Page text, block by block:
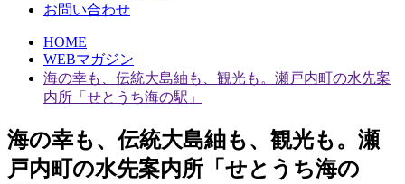
お問い合わせ
HOME
WEBマガジン
海の幸も、伝統大島紬も、観光も。瀬戸内町の水先案
内所「せとうち海の駅」
海の幸も、伝統大島紬も、観光も。瀬
戸内町の水先案内所「せとうち海の